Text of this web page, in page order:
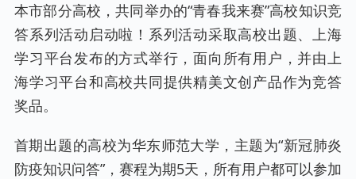
本市部分高校，共同举办的“青春我来赛”高校知识竞
答系列活动启动啦！系列活动采取高校出题、上海
学习平台发布的方式举行，面向所有用户，并由上
海学习平台和高校共同提供精美文创产品作为竞答
奖品。
首期出题的高校为华东师范大学，主题为“新冠肺炎
防疫知识问答”，赛程为期5天，所有用户都可以参加